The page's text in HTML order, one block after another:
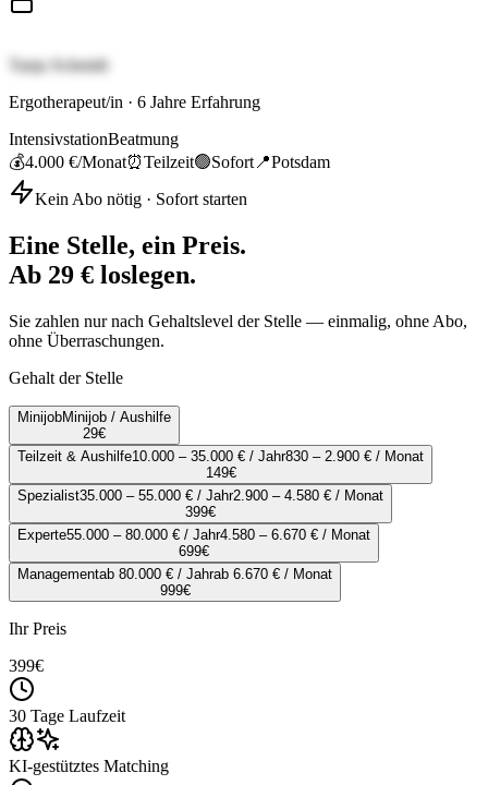
Tanja Schmidt
Ergotherapeut/in · 6 Jahre Erfahrung
IntensivstationBeatmung
💰4.000 €/Monat⏰Teilzeit🟢Sofort 📍Potsdam
Kein Abo nötig · Sofort starten
Eine Stelle, ein Preis.
Ab 29 € loslegen.
Sie zahlen nur nach Gehaltslevel der Stelle — einmalig, ohne Abo,
ohne Überraschungen.
Gehalt der Stelle
MinijobMinijob / Aushilfe
29€
Teilzeit & Aushilfe10.000 – 35.000 € / Jahr830 – 2.900 € / Monat
149€
Spezialist35.000 – 55.000 € / Jahr2.900 – 4.580 € / Monat
399€
Experte55.000 – 80.000 € / Jahr4.580 – 6.670 € / Monat
699€
Managementab 80.000 € / Jahrab 6.670 € / Monat
999€
Ihr Preis
399€
30 Tage Laufzeit
KI-gestütztes Matching